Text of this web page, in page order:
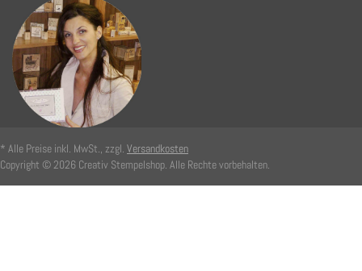
* Alle Preise inkl. MwSt., zzgl. Versandkosten
Copyright © 2026 Creativ Stempelshop. Alle Rechte vorbehalten.